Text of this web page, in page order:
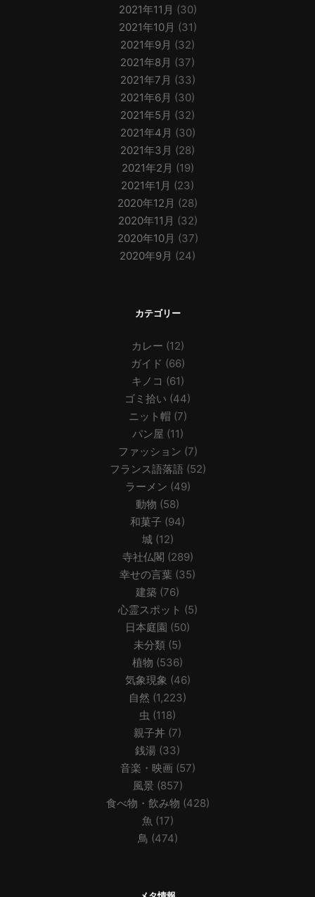
2021年11月 (30)
2021年10月 (31)
2021年9月 (32)
2021年8月 (37)
2021年7月 (33)
2021年6月 (30)
2021年5月 (32)
2021年4月 (30)
2021年3月 (28)
2021年2月 (19)
2021年1月 (23)
2020年12月 (28)
2020年11月 (32)
2020年10月 (37)
2020年9月 (24)
カテゴリー
カレー (12)
ガイド (66)
キノコ (61)
ゴミ拾い (44)
ニット帽 (7)
パン屋 (11)
ファッション (7)
フランス語落語 (52)
ラーメン (49)
動物 (58)
和菓子 (94)
城(12)
寺社仏閣 (289)
幸せの言葉 (35)
建築 (76)
心霊スポット (5)
日本庭園 (50)
未分類 (5)
植物 (536)
気象現象 (46)
自然 (1,223)
虫 (118)
親子丼 (7)
銭湯 (33)
音楽・映画 (57)
風景(857)
食べ物・飲み物 (428)
魚 (17)
鳥 (474)